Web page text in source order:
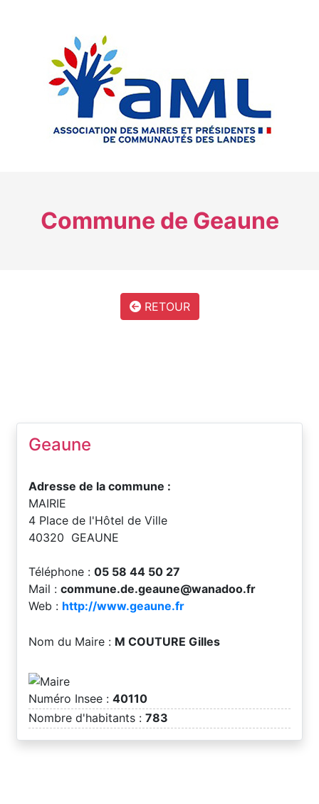
Commune de Geaune
RETOUR
Geaune
Adresse de la commune :
MAIRIE
4 Place de l'Hôtel de Ville
40320 GEAUNE
Téléphone : 05 58 44 50 27
Mail : commune.de.geaune@wanadoo.fr
Web : http://www.geaune.fr
Nom du Maire : M COUTURE Gilles
Numéro Insee : 40110
Nombre d'habitants : 783